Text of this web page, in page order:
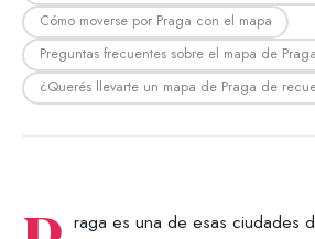
Cómo moverse por Praga con el mapa
Preguntas frecuentes sobre el mapa de Praga
¿Querés llevarte un mapa de Praga de
raga es una de esas ciudades